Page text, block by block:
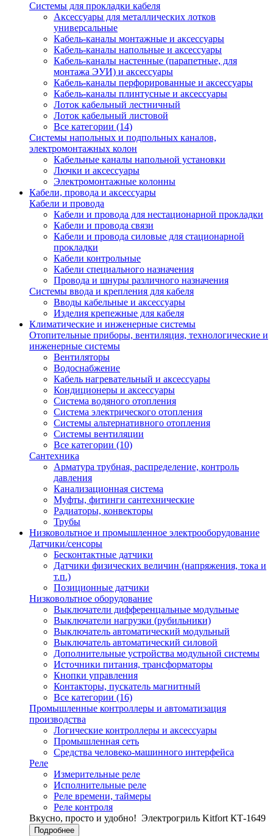
Системы для прокладки кабеля
Аксессуары для металлических лотков
универсальные
Кабель-каналы монтажные и аксессуары
Кабель-каналы напольные и аксессуары
Кабель-каналы настенные (парапетные, для
монтажа ЭУИ) и аксессуары
Кабель-каналы перфорированные и аксессуары
Кабель-каналы плинтусные и аксессуары
Лоток кабельный лестничный
Лоток кабельный листовой
Все категории (14)
Системы напольных и подпольных каналов,
электромонтажных колон
Кабельные каналы напольной установки
Лючки и аксессуары
Электромонтажные колонны
Кабели, провода и аксессуары
Кабели и провода
Кабели и провода для нестационарной прокладки
Кабели и провода связи
Кабели и провода силовые для стационарной
прокладки
Кабели контрольные
Кабели специального назначения
Провода и шнуры различного назначения
Системы ввода и крепления для кабеля
Вводы кабельные и аксессуары
Изделия крепежные для кабеля
Климатические и инженерные системы
Отопительные приборы, вентиляция, технологические и
инженерные системы
Вентиляторы
Водоснабжение
Кабель нагревательный и аксессуары
Кондиционеры и аксессуары
Система водяного отопления
Система электрического отопления
Системы альтернативного отопления
Системы вентиляции
Все категории (10)
Сантехника
Арматура трубная, распределение, контроль
давления
Канализационная система
Муфты, фитинги сантехнические
Радиаторы, конвекторы
Трубы
Низковольтное и промышленное электрооборудование
Датчики/сенсоры
Бесконтактные датчики
Датчики физических величин (напряжения, тока и
т.п.)
Позиционные датчики
Низковольтное оборудование
Выключатели дифференцальные модульные
Выключатели нагрузки (рубильники)
Выключатель автоматический модульный
Выключатель автоматический силовой
Дополнительные устройства модульной системы
Источники питания, трансформаторы
Кнопки управления
Контакторы, пускатель магнитный
Все категории (16)
Промышленные контроллеры и автоматизация
производства
Логические контроллеры и аксессуары
Промышленная сеть
Средства человеко-машинного интерфейса
Реле
Измерительные реле
Исполнительные реле
Реле времени, таймеры
Реле контроля
Вкусно, просто и удобно! Электрогриль Kitfort КТ-1649
Подробнее